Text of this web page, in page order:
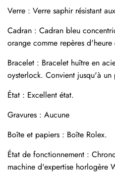
Verre : Verre saphir résistant
Cadran : Cadran bleu
orange comme repères
Bracelet : Bracelet huître en
oysterlock. Convient jusqu'à
État : Excellent état.
Gravures : Aucune
Boîte et papiers : Boîte Rolex.
État de fonctionnement :
machine d'expertise horlogère